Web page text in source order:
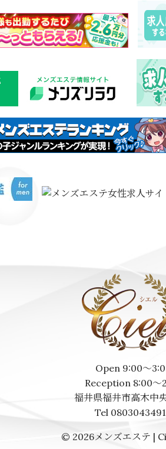
Open 9:00～
Reception 8:00～
福井県福井市高木中
Tel
© 2026メンズエステ |